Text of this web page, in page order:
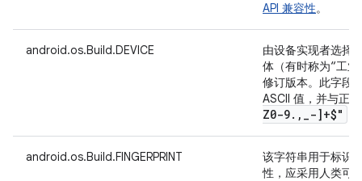
API 兼容性。
android.os.Build.DEVICE
由设备实现者选择
体（有时称为“工
修订版本。此字段
ASCII 值，并与正
Z0-9. , _-]+$"
android.os.Build.FINGERPRINT
该字符串用于标识
性，应采用人类可